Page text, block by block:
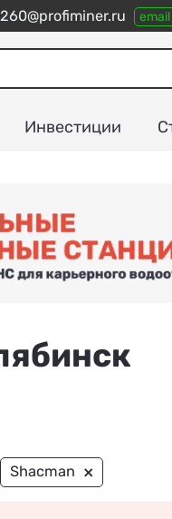
Инвестиции
Shacman ×